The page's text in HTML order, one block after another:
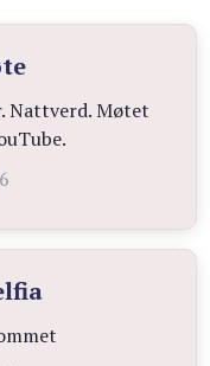
Nattverd. Møtet